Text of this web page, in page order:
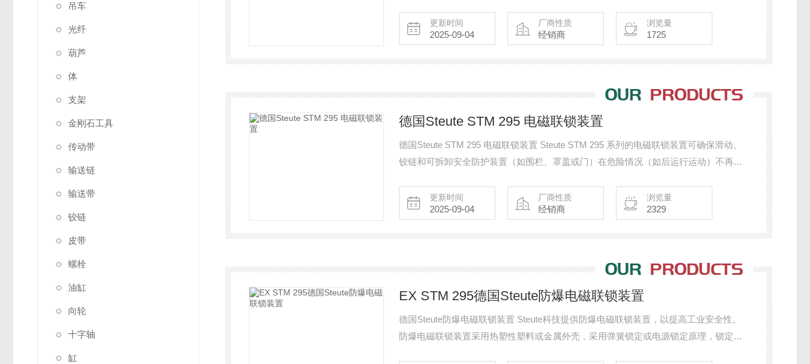
吊车
光纤
葫芦
体
支架
金刚石工具
传动带
输送链
输送带
铰链
皮带
螺栓
油缸
向轮
十字轴
缸
更新时间
2025-09-04
厂商性质
经销商
浏览量
1725
德国Steute STM 295 电磁联锁装置
德国Steute STM 295 电磁联锁装置 Steute STM 295 系列的电磁联锁装置可确保滑动、
铰链和可拆卸安全防护装置（如围栏、罩盖或门）在危险情况（如后运行运动）不再存
定螺栓的开关元件和安全联锁装置的执行器在开关时分开并重新插入。
更新时间
2025-09-04
厂商性质
经销商
浏览量
2329
EX STM 295德国Steute防爆电磁联锁装置
德国Steute防爆电磁联锁装置 Steute科技提供防爆电磁联锁装置，以提高工业安全性。
防爆电磁联锁装置采用热塑性塑料或金属外壳，采用弹簧锁定或电源锁定原理，锁定力